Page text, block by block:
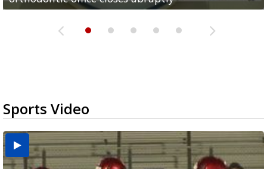
Sports Video